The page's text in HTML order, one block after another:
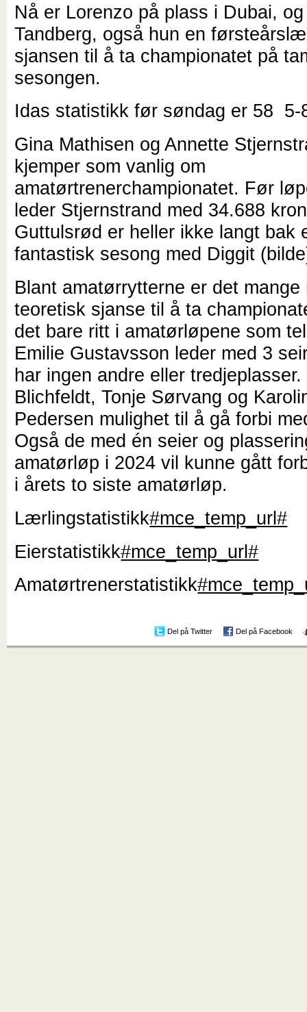
Nå er Lorenzo på plass i Dubai,
Tandberg, også hun en
sjansen til å ta championatet på
sesongen.
Idas statistikk før søndag er 58 5-
Gina Mathisen og Annette
kjemper som vanlig om
amatørtrenerchampionatet. Før
leder Stjernstrand med 34.688
Guttulsrød er heller ikke langt bak
fantastisk sesong med Diggit
Blant amatørrytterne er det mange
teoretisk sjanse til å ta
det bare ritt i amatørløpene som
Emilie Gustavsson leder med 3
har ingen andre eller
Blichfeldt, Tonje Sørvang og
Pedersen mulighet til å gå forbi
Også de med én seier og
amatørløp i 2024 vil kunne gått
i årets to siste amatørløp.
Lærlingstatistikk#mce_temp_url#
Eierstatistikk#mce_temp_url#
Amatørtrenerstatistikk
Del på Twitter Del på Facebook